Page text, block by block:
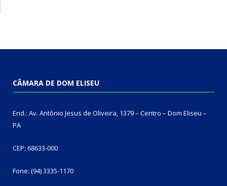
CÂMARA DE DOM ELISEU
End.: Av. Antônio Jesus de Oliveira, 1379 – Centro – Dom Eliseu –
PA
CEP: 68633-000
Fone: (94) 3335-1170